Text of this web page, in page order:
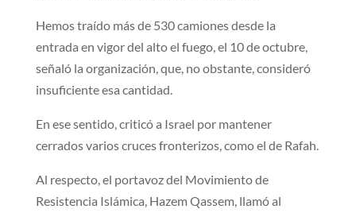
Hemos traído más de 530 camiones desde la
entrada en vigor del alto el fuego, el 10 de octubre,
señaló la organización, que, no obstante, consideró
insuficiente esa cantidad.
En ese sentido, criticó a Israel por mantener
cerrados varios cruces fronterizos, como el de Rafah.
Al respecto, el portavoz del Movimiento de
Resistencia Islámica, Hazem Qassem, llamó al